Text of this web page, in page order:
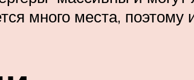
много места, поэтому